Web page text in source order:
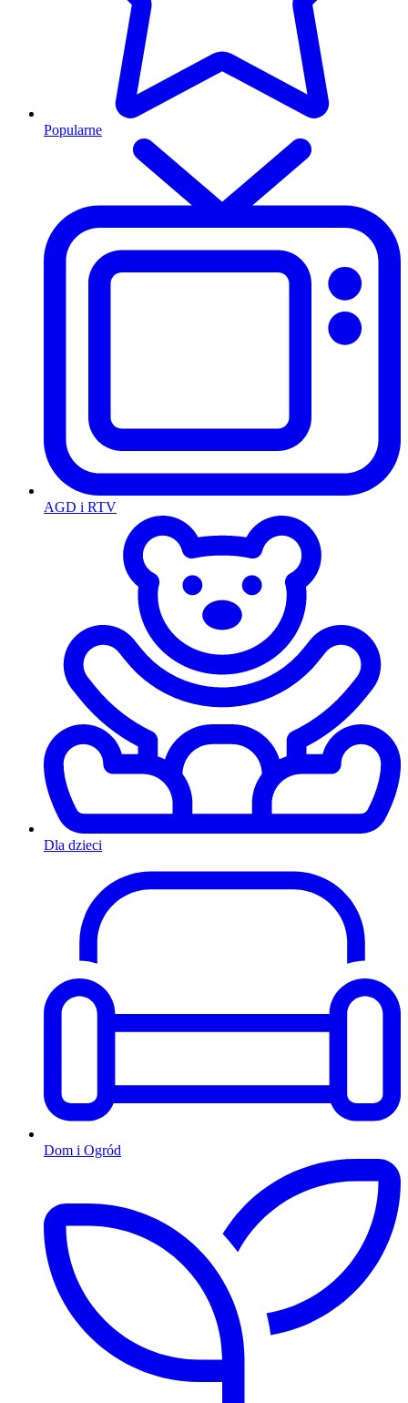
Popularne
AGD i RTV
Dla dzieci
Dom i Ogród